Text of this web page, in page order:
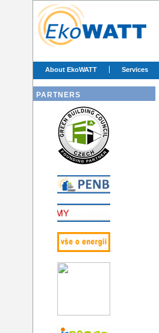
About EkoWATT Services
PARTNERS